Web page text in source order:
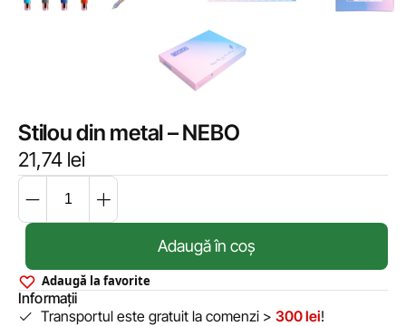
Stilou din metal – NEBO
21,74 lei
Adaugă în coș
Adaugă la favorite
Informații
Transportul este gratuit la comenzi > 300 lei!